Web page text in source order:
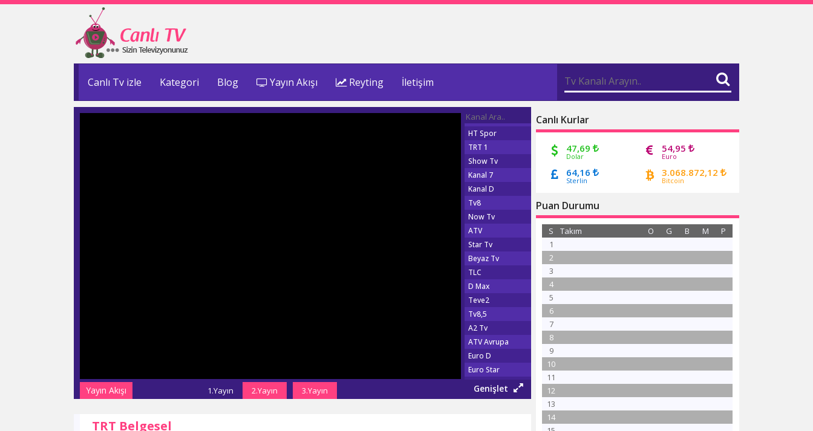
Canlı Tv izle Kategori Blog Yayın Akışı Reyting İletişim
Yayın Akışı 1.Yayın 2.Yayın 3.Yayın
HT Spor
TRT 1
Show Tv
Kanal 7
Kanal D
Tv8
Now Tv
ATV
Star Tv
Beyaz Tv
TLC
D Max
Teve2
Tv8,5
A2 Tv
ATV Avrupa
Euro D
Euro Star
Show Türk
Fox Tv
Genişlet
Canlı Kurlar
47,69
Dolar
54,95
Euro
64,16
Sterlin
3.068.872,12
Bitcoin
Puan Durumu
S Takım P
M
B
G
O
1
2
3
4
5
6
7
8
9
10
11
12
13
14
TRT Belgesel